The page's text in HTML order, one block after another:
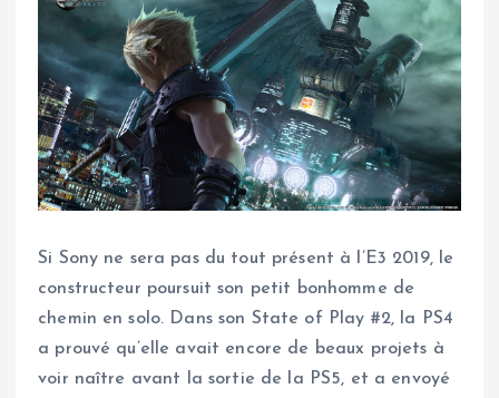
Si Sony ne sera pas du tout présent à l’E3 2019, le
constructeur poursuit son petit bonhomme de
chemin en solo. Dans son State of Play #2, la PS4
a prouvé qu’elle avait encore de beaux projets à
voir naître avant la sortie de la PS5, et a envoyé